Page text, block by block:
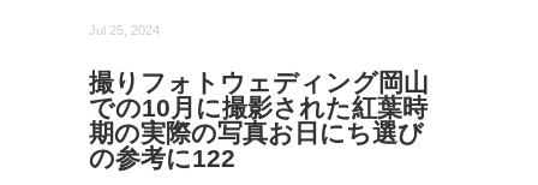
Jul 25, 2024
撮りフォトウェディング岡山
での10月に撮影された紅葉時
期の実際の写真お日にち選び
の参考に122